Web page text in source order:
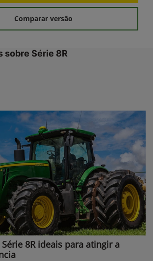
Comparar versão
sobre Série 8R
8R ideais para atingir a